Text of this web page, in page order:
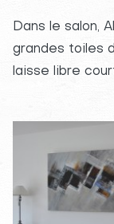
Dans le salon,
grandes toiles
laisse libre